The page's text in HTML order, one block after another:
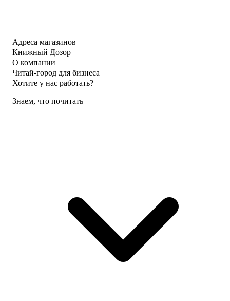
Адреса магазинов
Книжный Дозор
О компании
Читай-город для бизнеса
Хотите у нас работать?
Знаем, что почитать